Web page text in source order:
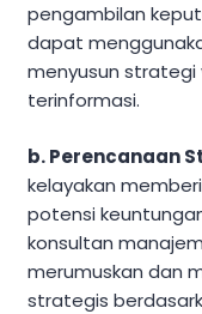
pengambilan
dapat
menyusun strategi
terinformasi.
b. Perencanaan
kelayakan
potensi
konsultan
merumuskan dan
strategis